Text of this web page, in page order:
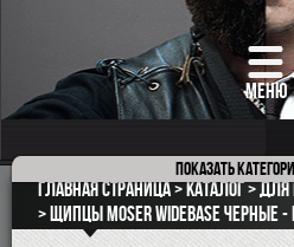
МЕНЮ
Показать
ПОДАРОЧНЫЕ
ОПАСНЫЕ
РЕМНИ
Главная страница Каталог для
Щипцы Moser WideBase черные -